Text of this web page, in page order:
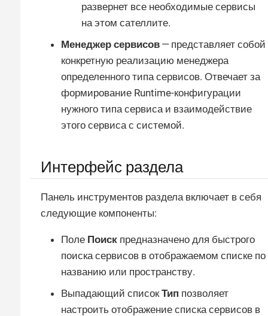
развернет все необходимые сервисы
на этом сателлите.
Менеджер сервисов — представляет собой
конкретную реализацию менеджера
определенного типа сервисов. Отвечает за
формирование Runtime-конфигурации
нужного типа сервиса и взаимодействие
этого сервиса с системой.
Интерфейс раздела
Панель инструментов раздела включает в себя
следующие компоненты:
Поле Поиск предназначено для быстрого
поиска сервисов в отображаемом списке по
названию или пространству.
Выпадающий списокТип позволяет
настроить отображение списка сервисов в